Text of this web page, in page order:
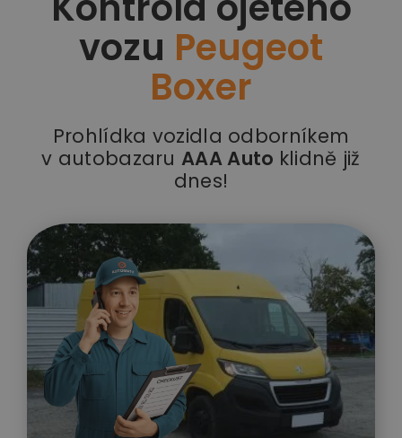
vozu Peugeot
Boxer
Prohlídka vozidla odborníkem
v autobazaruAAA Auto klidně již
dnes!